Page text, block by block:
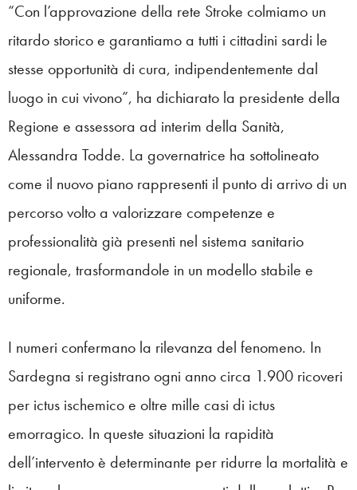
“Con l’approvazione della rete Stroke colmiamo un
ritardo storico e garantiamo a tutti i cittadini sardi le
stesse opportunità di cura, indipendentemente dal
luogo in cui vivono”, ha dichiarato la presidente della
Regione e assessora ad interim della Sanità,
Alessandra Todde. La governatrice ha sottolineato
come il nuovo piano rappresenti il punto di arrivo di un
percorso volto a valorizzare competenze e
professionalità già presenti nel sistema sanitario
regionale, trasformandole in un modello stabile e
uniforme.
I numeri confermano la rilevanza del fenomeno. In
Sardegna si registrano ogni anno circa 1.900 ricoveri
per ictus ischemico e oltre mille casi di ictus
emorragico. In queste situazioni la rapidità
dell’intervento è determinante per ridurre la mortalità e